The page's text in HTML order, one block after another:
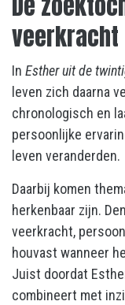
veerkracht
In Esther uit de
leven zich daarna
chronologisch en
persoonlijke
leven veranderden.
Daarbij komen
herkenbaar zijn.
veerkracht,
houvast wanneer
Juist doordat
combineert met